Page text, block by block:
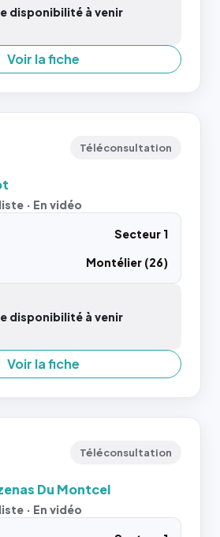
disponibilité à venir
Voir la fiche
Téléconsultation
· En vidéo
Secteur 1
Montélier (26)
disponibilité à venir
Voir la fiche
Téléconsultation
Du Montcel
· En vidéo